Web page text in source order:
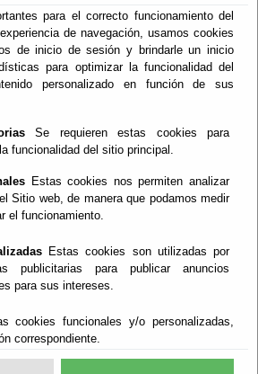
para el correcto funcionamiento del
de navegación, usamos cookies
de inicio de sesión y brindarle un inicio
para optimizar la funcionalidad del
personalizado en función de sus
Se requieren estas cookies para
funcionalidad del sitio principal.
Estas cookies nos permiten analizar
Sitio web, de manera que podamos medir
el funcionamiento.
Estas cookies son utilizadas por
publicitarias para publicar anuncios
para sus intereses.
cookies funcionales y/o personalizadas,
correspondiente.
y Agua
del
y Agua
Vertebración de
Agua